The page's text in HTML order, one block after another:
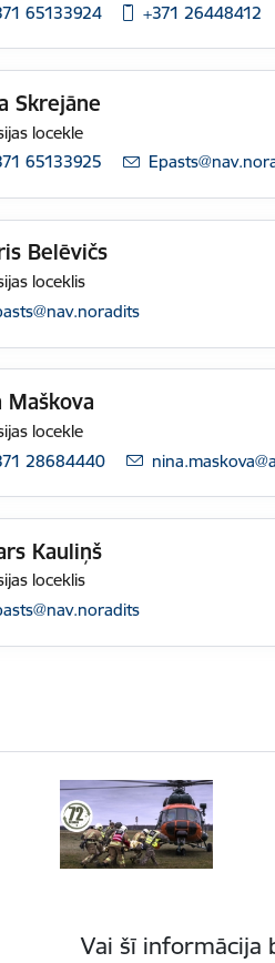
65133924
+371 26448412
Skrejāne
locekle
65133925
E-pasts:
Belēvičs
loceklis
Maškova
locekle
28684440
E-pasts:
Kauliņš
loceklis
Vai šī informācija